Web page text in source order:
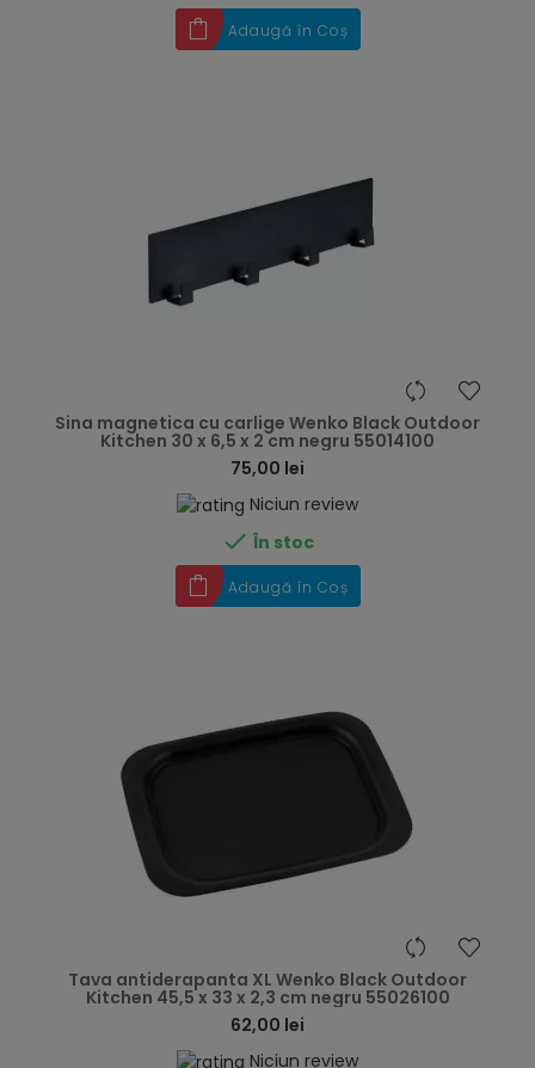
Adaugă în Coș
Sina magnetica cu carlige Wenko Black Outdoor
Kitchen 30 x 6,5 x 2 cm negru 55014100
75,00 lei
Niciun review
 În stoc
Adaugă în Coș
Tava antiderapanta XL Wenko Black Outdoor
Kitchen 45,5 x 33 x 2,3 cm negru 55026100
62,00 lei
Niciun review